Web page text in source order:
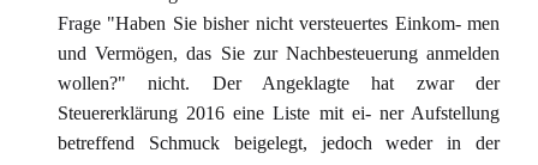
Frage "Haben Sie bisher nicht versteuertes Einkom- men
und Vermögen, das Sie zur Nachbesteuerung anmelden
wollen?" nicht. Der Angeklagte hat zwar der
Steuererklärung 2016 eine Liste mit ei- ner Aufstellung
betreffend Schmuck beigelegt, jedoch weder in der